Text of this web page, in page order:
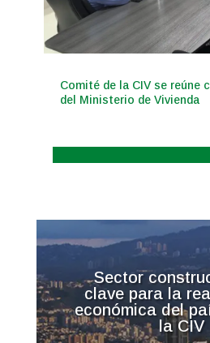
Comité de la CIV se reúne
del Ministerio de Vivienda
Sector
clave para la
económica del
la CIV